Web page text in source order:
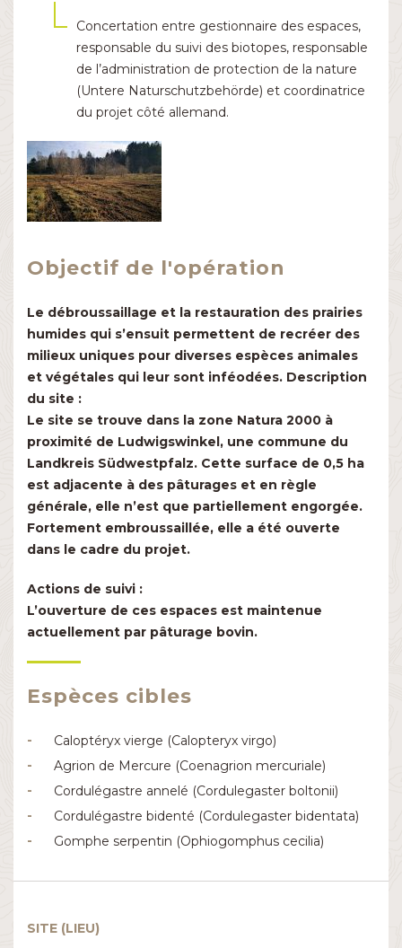
Concertation entre gestionnaire des espaces,
responsable du suivi des biotopes, responsable
de l’administration de protection de la nature
(Untere Naturschutzbehörde) et coordinatrice
du projet côté allemand.
Objectif de l'opération
Le débroussaillage et la restauration des prairies
humides qui s’ensuit permettent de recréer des
milieux uniques pour diverses espèces animales
et végétales qui leur sont inféodées. Description
du site :
Le site se trouve dans la zone Natura 2000 à
proximité de Ludwigswinkel, une commune du
Landkreis Südwestpfalz. Cette surface de 0,5 ha
est adjacente à des pâturages et en règle
générale, elle n’est que partiellement engorgée.
Fortement embroussaillée, elle a été ouverte
dans le cadre du projet.
Actions de suivi :
L’ouverture de ces espaces est maintenue
actuellement par pâturage bovin.
Espèces cibles
Caloptéryx vierge (Calopteryx virgo)
Agrion de Mercure (Coenagrion mercuriale)
Cordulégastre annelé (Cordulegaster boltonii)
Cordulégastre bidenté (Cordulegaster bidentata)
Gomphe serpentin (Ophiogomphus cecilia)
SITE (LIEU)